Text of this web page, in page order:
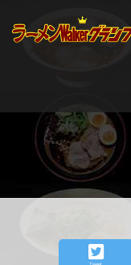
Tweet